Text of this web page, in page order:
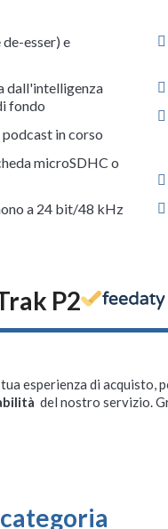
esser) e
dall'intelligenza
fondo
in corso
microSDHC o
a 24 bit/48 kHz
P2
esperienza di acquisto,
del nostro servizio.